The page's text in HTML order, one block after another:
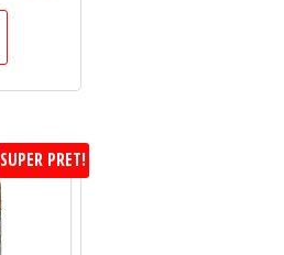
SUPER PRET!